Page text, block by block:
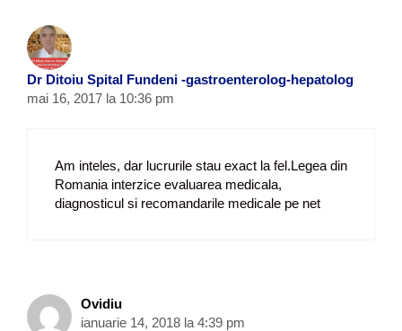
Dr Ditoiu Spital Fundeni -gastroenterolog-hepatolog
mai 16, 2017 la 10:36 pm
Am inteles, dar lucrurile stau exact la fel.Legea din
Romania interzice evaluarea medicala,
diagnosticul si recomandarile medicale pe net
Ovidiu
ianuarie 14, 2018 la 4:39 pm